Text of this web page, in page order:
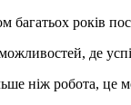
багатьох років
де
ніж робота,